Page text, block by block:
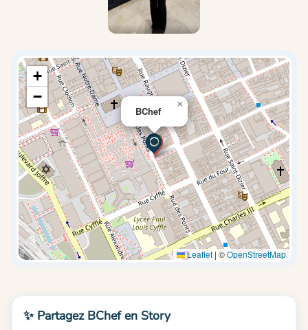
BChef
×
+
−
Leaflet | ©OpenStreetMap
✨ Partagez BChef en Story